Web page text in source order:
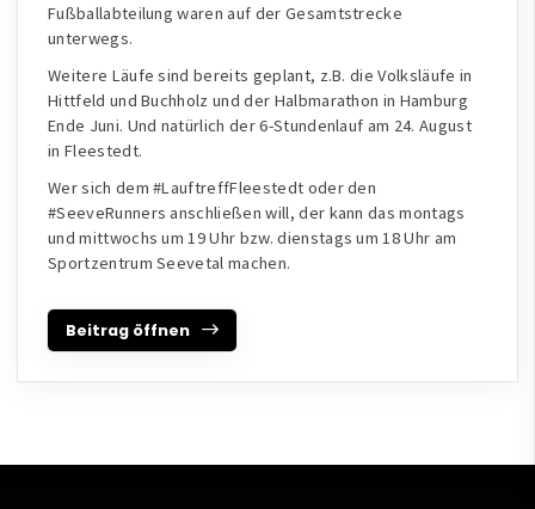
Fußballabteilung waren auf der Gesamtstrecke
unterwegs.
Weitere Läufe sind bereits geplant, z.B. die Volksläufe in
Hittfeld und Buchholz und der Halbmarathon in Hamburg
Ende Juni. Und natürlich der 6-Stundenlauf am 24. August
in Fleestedt.
Wer sich dem #LauftreffFleestedt oder den
#SeeveRunners anschließen will, der kann das montags
und mittwochs um 19 Uhr bzw. dienstags um 18 Uhr am
Sportzentrum Seevetal machen.
Beitrag öffnen